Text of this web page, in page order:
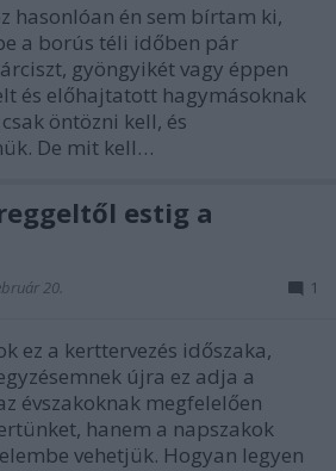
hasonlóan én sem bírtam ki,
a borús téli időben pár
gyöngyikét vagy éppen
és előhajtatott hagymásoknak
öntözni kell, és
De mit kell…
estig a
20. 1
ez a kerttervezés időszaka,
újra ez adja a
évszakoknak megfelelően
hanem a napszakok
vehetjük. Hogyan legyen